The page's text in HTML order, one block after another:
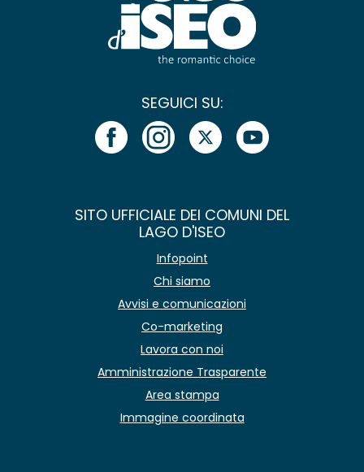
SEGUICI SU:
SITO UFFICIALE DEI COMUNI DEL
LAGO D'ISEO
Infopoint
Chi siamo
Avvisi e comunicazioni
Co-marketing
Lavora con noi
Amministrazione Trasparente
Area stampa
Immagine coordinata